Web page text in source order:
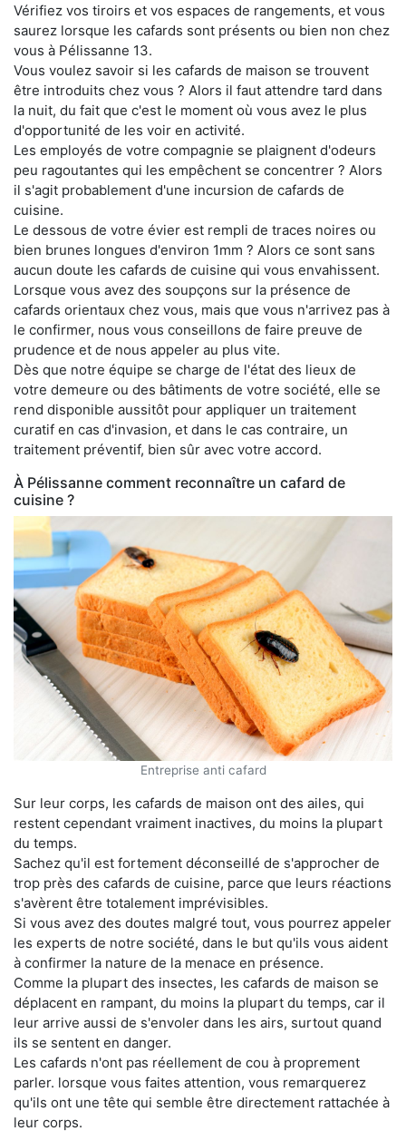
Vérifiez vos tiroirs et vos espaces de rangements, et vous
saurez lorsque les cafards sont présents ou bien non chez
vous à Pélissanne 13.
Vous voulez savoir si les cafards de maison se trouvent
être introduits chez vous ? Alors il faut attendre tard dans
la nuit, du fait que c'est le moment où vous avez le plus
d'opportunité de les voir en activité.
Les employés de votre compagnie se plaignent d'odeurs
peu ragoutantes qui les empêchent se concentrer ? Alors
il s'agit probablement d'une incursion de cafards de
cuisine.
Le dessous de votre évier est rempli de traces noires ou
bien brunes longues d'environ 1mm ? Alors ce sont sans
aucun doute les cafards de cuisine qui vous envahissent.
Lorsque vous avez des soupçons sur la présence de
cafards orientaux chez vous, mais que vous n'arrivez pas à
le confirmer, nous vous conseillons de faire preuve de
prudence et de nous appeler au plus vite.
Dès que notre équipe se charge de l'état des lieux de
votre demeure ou des bâtiments de votre société, elle se
rend disponible aussitôt pour appliquer un traitement
curatif en cas d'invasion, et dans le cas contraire, un
traitement préventif, bien sûr avec votre accord.
À Pélissanne comment reconnaître un cafard de
cuisine ?
Entreprise anti cafard
Sur leur corps, les cafards de maison ont des ailes, qui
restent cependant vraiment inactives, du moins la plupart
du temps.
Sachez qu'il est fortement déconseillé de s'approcher de
trop près des cafards de cuisine, parce que leurs réactions
s'avèrent être totalement imprévisibles.
Si vous avez des doutes malgré tout, vous pourrez appeler
les experts de notre société, dans le but qu'ils vous aident
à confirmer la nature de la menace en présence.
Comme la plupart des insectes, les cafards de maison se
déplacent en rampant, du moins la plupart du temps, car il
leur arrive aussi de s'envoler dans les airs, surtout quand
ils se sentent en danger.
Les cafards n'ont pas réellement de cou à proprement
parler. lorsque vous faites attention, vous remarquerez
qu'ils ont une tête qui semble être directement rattachée à
leur corps.